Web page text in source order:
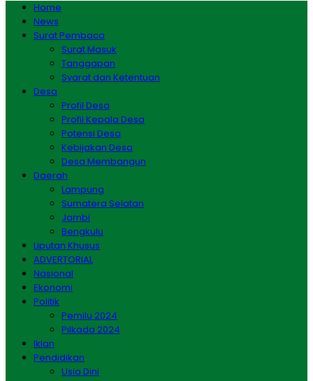
Home
News
Surat Pembaca
Surat Masuk
Tanggapan
Syarat dan Ketentuan
Desa
Profil Desa
Profil Kepala Desa
Potensi Desa
Kebijakan Desa
Desa Membangun
Daerah
Lampung
Sumatera Selatan
Jambi
Bengkulu
Liputan Khusus
ADVERTORIAL
Nasional
Ekonomi
Politik
Pemilu 2024
Pilkada 2024
Iklan
Pendidikan
Usia Dini